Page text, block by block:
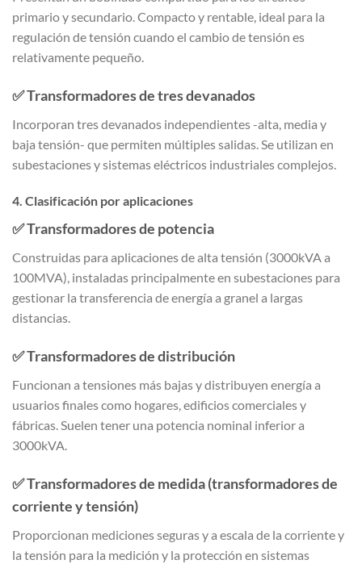
primario y secundario. Compacto y rentable, ideal para la
regulación de tensión cuando el cambio de tensión es
relativamente pequeño.
✅Transformadores de tres devanados
Incorporan tres devanados independientes -alta, media y
baja tensión- que permiten múltiples salidas. Se utilizan en
subestaciones y sistemas eléctricos industriales complejos.
4. Clasificación por aplicaciones
✅Transformadores de potencia
Construidas para aplicaciones de alta tensión (3000kVA a
100MVA), instaladas principalmente en subestaciones para
gestionar la transferencia de energía a granel a largas
distancias.
✅Transformadores de distribución
Funcionan a tensiones más bajas y distribuyen energía a
usuarios finales como hogares, edificios comerciales y
fábricas. Suelen tener una potencia nominal inferior a
3000kVA.
✅Transformadores de medida (transformadores de
corriente y tensión)
Proporcionan mediciones seguras y a escala de la corriente y
la tensión para la medición y la protección en sistemas